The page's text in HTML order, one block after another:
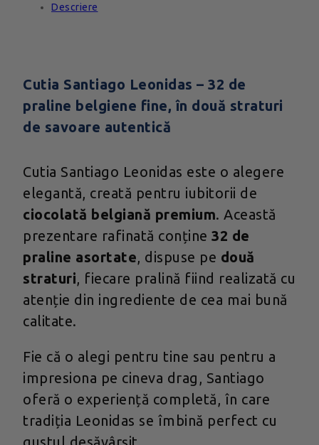
Descriere
Cutia Santiago Leonidas – 32 de
praline belgiene fine, în două straturi
de savoare autentică
Cutia Santiago Leonidas este o alegere
elegantă, creată pentru iubitorii de
ciocolată belgiană premium. Această
prezentare rafinată conține 32 de
praline asortate, dispuse pe două
straturi, fiecare pralină fiind realizată cu
atenție din ingrediente de cea mai bună
calitate.
Fie că o alegi pentru tine sau pentru a
impresiona pe cineva drag, Santiago
oferă o experiență completă, în care
tradiția Leonidas se îmbină perfect cu